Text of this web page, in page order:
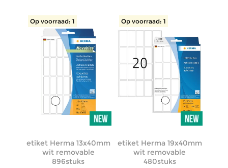
Op voorraad: 1
etiket Herma 13x40mm
wit removable
896stuks
Op voorraad: 1
etiket Herma 19x40mm
wit removable
480stuks